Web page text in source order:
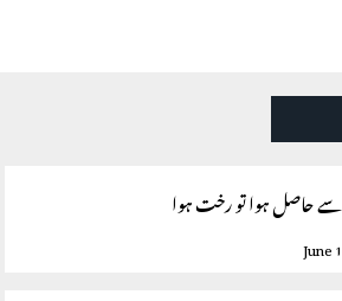
حاصل ہوا تو رخت ہوا
June